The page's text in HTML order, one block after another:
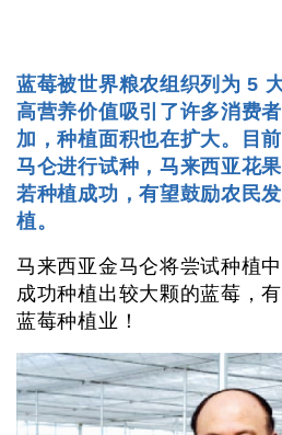
蓝莓被世界粮农组织列为 5
高营养价值吸引了许多消费
加，种植面积也在扩大。目
马仑进行试种，马来西亚花
若种植成功，有望鼓励农民
植。
马来西亚金马仑将尝试种植
成功种植出较大颗的蓝莓，
蓝莓种植业！